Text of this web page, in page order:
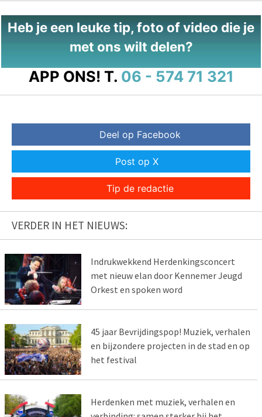
Heb je een leuke tip, foto of video die je
met ons wilt delen?
APP ONS! T. 06 - 574 71 321
Deel op Facebook
Post op X
Tip de redactie
VERDER IN HET NIEUWS:
Indrukwekkend Herdenkingsconcert
met nieuw elan door Kennemer Jeugd
Orkest en spoken word
45 jaar Bevrijdingspop! Muziek, verhalen
en bijzondere projecten in de stad en op
het festival
Herdenken met muziek, verhalen en